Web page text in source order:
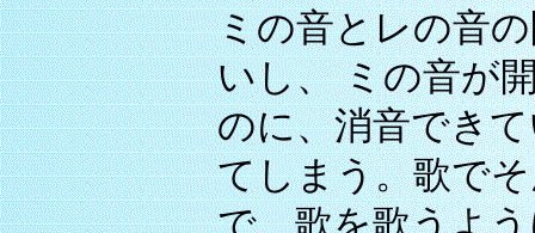
ミの音とレの音
いし、 ミの音が
のに、消音でき
てしまう。歌で
で、歌を歌うよ